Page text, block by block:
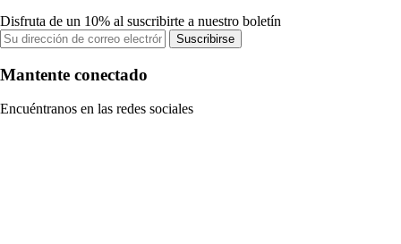
Disfruta de un 10% al suscribirte a nuestro boletín
Suscribirse
Mantente conectado
Encuéntranos en las redes sociales